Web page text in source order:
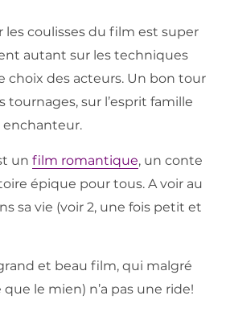
les coulisses du film est super
autant sur les techniques
choix des acteurs. Un bon tour
tournages, sur l’esprit famille
enchanteur.
un film romantique, un conte
épique pour tous. A voir au
sa vie (voir 2, une fois petit et
et beau film, qui malgré
le mien) n’a pas une ride!